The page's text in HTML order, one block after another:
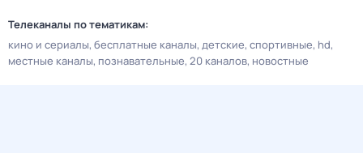
Телеканалы по тематикам:
кино и сериалы бесплатные каналы детские спортивные hd
местные каналы познавательные 20 каналов новостные